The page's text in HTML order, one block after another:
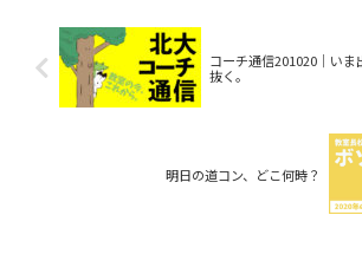
コーチ通信201020│いま
抜く。
明日の道コン、どこ何時？